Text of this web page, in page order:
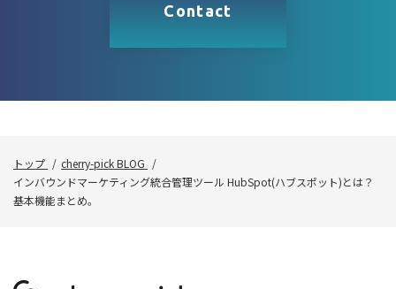
Contact
トップ
cherry-pick BLOG
インバウンドマーケティング統合管理ツール HubSpot(ハブスポット)とは？
基本機能まとめ。